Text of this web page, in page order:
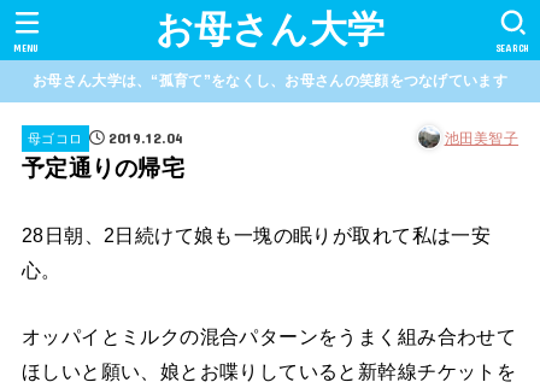
お母さん大学 SEARCH
MENU
お母さん大学は、“孤育て”をなくし、お母さんの笑顔をつなげています
母ゴコロ 2019.12.04 池田美智子
予定通りの帰宅
28日朝、2日続けて娘も一塊の眠りが取れて私は一安
心。
オッパイとミルクの混合パターンをうまく組み合わせて
ほしいと願い、娘とお喋りしていると新幹線チケットを